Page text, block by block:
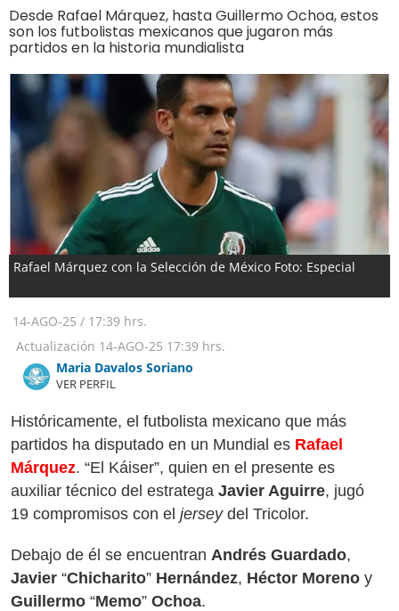
Desde Rafael Márquez, hasta Guillermo Ochoa, estos
son los futbolistas mexicanos que jugaron más
partidos en la historia mundialista
Rafael Márquez con la Selección de México Foto: Especial
14-AGO-25 / 17:39 hrs.
Actualización 14-AGO-25 17:39 hrs.
Maria Davalos Soriano
VER PERFIL
Históricamente, el futbolista mexicano que más
partidos ha disputado en un Mundial es Rafael
Márquez. “El Káiser”, quien en el presente es
auxiliar técnico del estratega Javier Aguirre, jugó
19 compromisos con el jersey del Tricolor.
Debajo de él se encuentran Andrés Guardado,
Javier “Chicharito” Hernández, Héctor Moreno y
Guillermo “Memo” Ochoa.